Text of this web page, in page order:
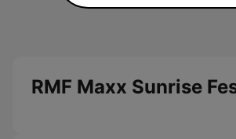
RMF Maxx Sunrise